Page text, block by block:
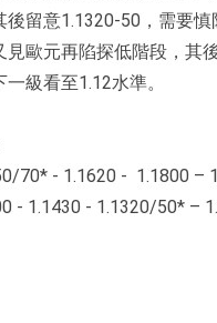
後留意1.1320-50，需要慎
見歐元再陷探低階段，其
級看至1.12水準。
70* - 1.1620 - 1.1800 –
- 1.1430 - 1.1320/50* –